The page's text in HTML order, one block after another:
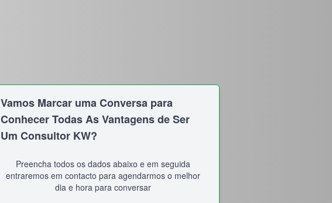
Vamos Marcar uma Conversa para
Conhecer Todas As Vantagens de Ser
Um Consultor KW?
Preencha todos os dados abaixo e em seguida
entraremos em contacto para agendarmos o melhor
dia e hora para conversar